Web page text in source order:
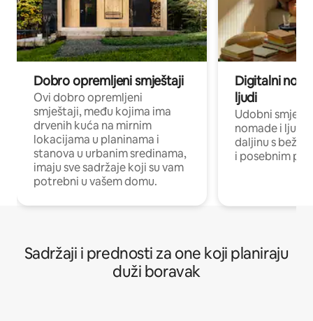
Dobro opremljeni smještaji
Ovi dobro opremljeni
smještaji, među kojima ima
drvenih kuća na mirnim
lokacijama u planinama i
stanova u urbanim sredinama,
imaju sve sadržaje koji su vam
potrebni u vašem domu.
Digitalni
ljudi
Udobni
nomade i ljude
daljinu s
i posebnim
Sadržaji i prednosti za one koji planiraju
duži boravak